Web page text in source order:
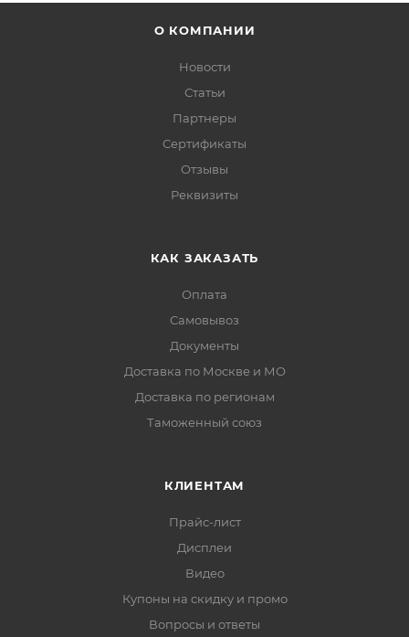
О КОМПАНИИ
Новости
Статьи
Партнеры
Сертификаты
Отзывы
Реквизиты
КАК ЗАКАЗАТЬ
Оплата
Самовывоз
Документы
Доставка по Москве и МО
Доставка по регионам
Таможенный союз
КЛИЕНТАМ
Прайс-лист
Дисплеи
Видео
Купоны на скидку и промо
Вопросы и ответы